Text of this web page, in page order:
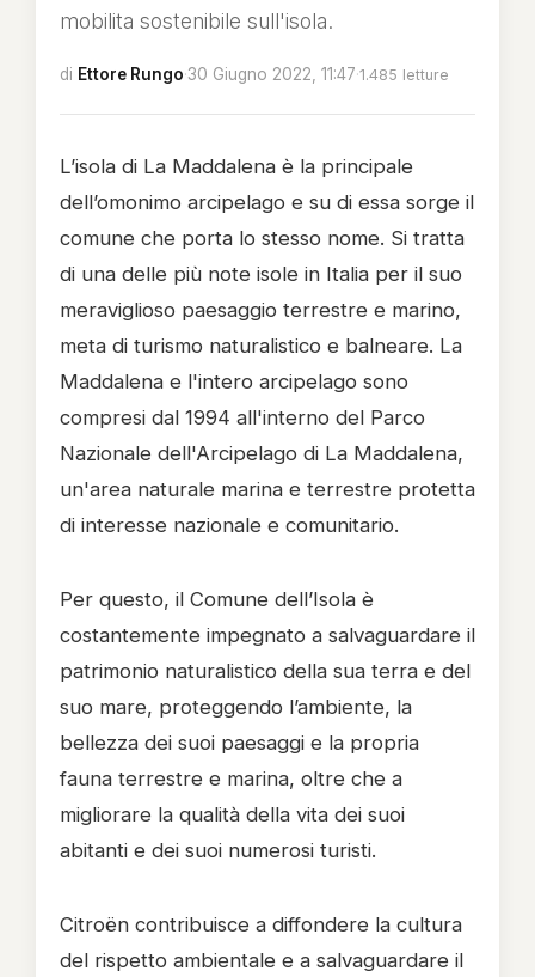
mobilita sostenibile sull'isola.
di Ettore Rungo·30 Giugno 2022, 11:47·1.485 letture
L’isola di La Maddalena è la principale
dell’omonimo arcipelago e su di essa sorge il
comune che porta lo stesso nome. Si tratta
di una delle più note isole in Italia per il suo
meraviglioso paesaggio terrestre e marino,
meta di turismo naturalistico e balneare. La
Maddalena e l'intero arcipelago sono
compresi dal 1994 all'interno del Parco
Nazionale dell'Arcipelago di La Maddalena,
un'area naturale marina e terrestre protetta
di interesse nazionale e comunitario.
Per questo, il Comune dell’Isola è
costantemente impegnato a salvaguardare il
patrimonio naturalistico della sua terra e del
suo mare, proteggendo l’ambiente, la
bellezza dei suoi paesaggi e la propria
fauna terrestre e marina, oltre che a
migliorare la qualità della vita dei suoi
abitanti e dei suoi numerosi turisti.
Citroën contribuisce a diffondere la cultura
del rispetto ambientale e a salvaguardare il